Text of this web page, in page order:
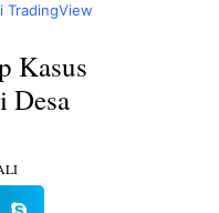
TradingView
Kasus
Desa